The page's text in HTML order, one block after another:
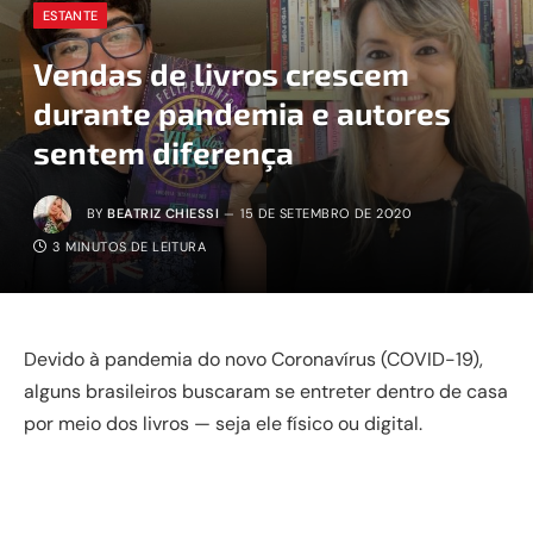
ESTANTE
Vendas de livros crescem
durante pandemia e autores
sentem diferença
BY BEATRIZ CHIESSI 15 DE SETEMBRO DE 2020
3 MINUTOS DE LEITURA
Devido à pandemia do novo Coronavírus (COVID-19),
alguns brasileiros buscaram se entreter dentro de casa
por meio dos livros — seja ele físico ou digital.